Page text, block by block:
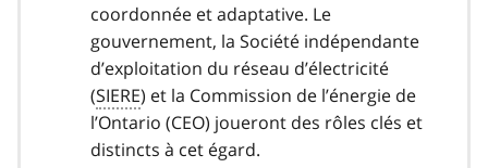
coordonnée et adaptative. Le
gouvernement, la Société indépendante
d’exploitation du réseau d’électricité
(SIERE) et la Commission de l’énergie de
l’Ontario (CEO) joueront des rôles clés et
distincts à cet égard.